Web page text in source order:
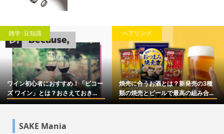
雑学･豆知識
ワイン初心者におすすめ！「ビコー
ズ ワイン」とは？おさえておき...
ペアリング
焼売に合うお酒とは？新発売の3種
類の焼売とビールで最高の組み合...
SAKE Mania